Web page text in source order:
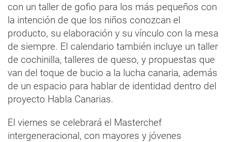
con un taller de gofio para los más pequeños con
la intención de que los niños conozcan el
producto, su elaboración y su vínculo con la mesa
de siempre. El calendario también incluye un taller
de cochinilla, talleres de queso, y propuestas que
van del toque de bucio a la lucha canaria, además
de un espacio para hablar de identidad dentro del
proyecto Habla Canarias.
El viernes se celebrará el Masterchef
intergeneracional, con mayores y jóvenes